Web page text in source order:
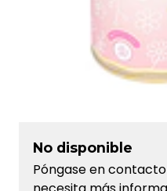
No disponible
Póngase en